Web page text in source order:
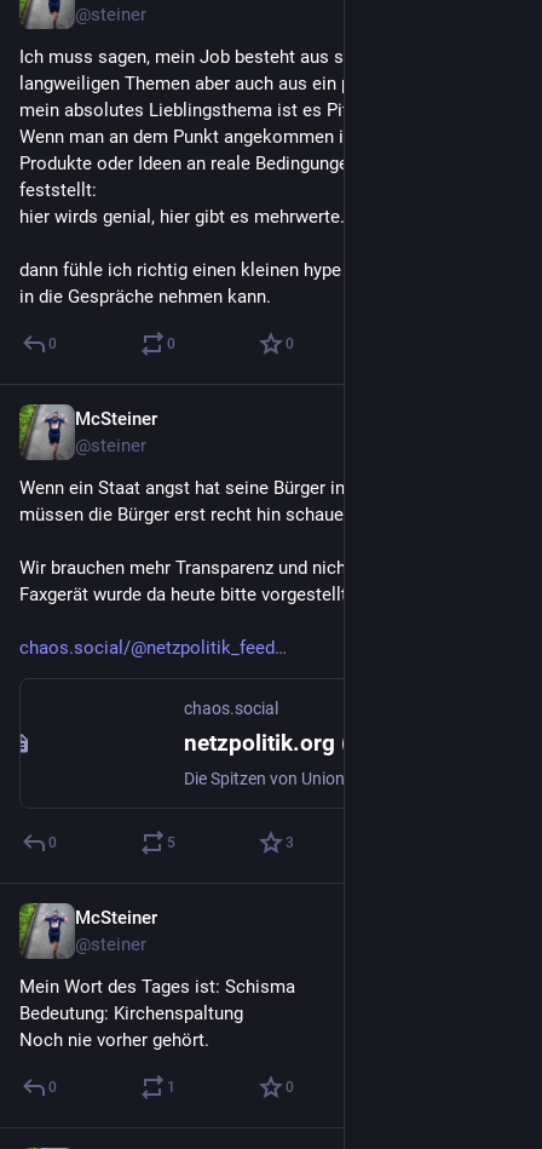
@steiner
Ich muss sagen, mein Job besteht aus sehr vielen
langweiligen Themen aber auch aus ein paar richtig guten und
mein absolutes Lieblingsthema ist es Pitche vorzubereiten.
Wenn man an dem Punkt angekommen ist wo man seine
Produkte oder Ideen an reale Bedingungen klatscht und
feststellt:
hier wirds genial, hier gibt es mehrwerte.
dann fühle ich richtig einen kleinen hype
in die Gespräche nehmen kann.
0 0 0
McSteiner
@steiner
Wenn ein Staat angst hat seine Bürger informiert zu halten,
müssen die Bürger erst recht hin schauen.
Wir brauchen mehr Transparenz und nicht weniger! Was zum
Faxgerät wurde da heute bitte vorgestellt?!
chaos.social/@netzpolitik_feed
chaos.social
0 5 3
McSteiner
@steiner
Mein Wort des Tages ist: Schisma
Bedeutung: Kirchenspaltung
Noch nie vorher gehört.
0 1 0